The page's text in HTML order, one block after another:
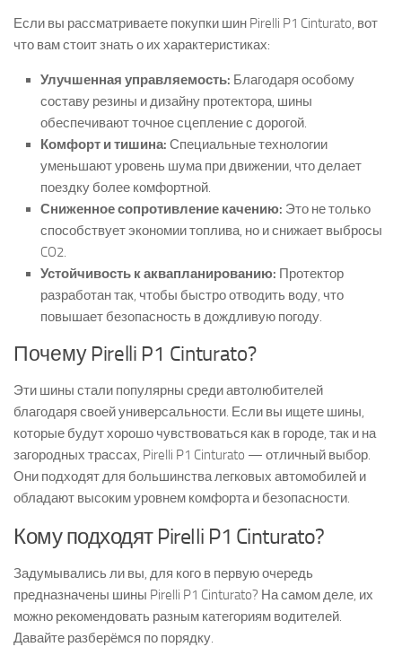
Если вы рассматриваете покупки шин Pirelli P1 Cinturato, вот
что вам стоит знать о их характеристиках:
Улучшенная управляемость: Благодаря особому
составу резины и дизайну протектора, шины
обеспечивают точное сцепление с дорогой.
Комфорт и тишина: Специальные технологии
уменьшают уровень шума при движении, что делает
поездку более комфортной.
Сниженное сопротивление качению: Это не только
способствует экономии топлива, но и снижает выбросы
CO2.
Устойчивость к аквапланированию: Протектор
разработан так, чтобы быстро отводить воду, что
повышает безопасность в дождливую погоду.
Почему Pirelli P1 Cinturato?
Эти шины стали популярны среди автолюбителей
благодаря своей универсальности. Если вы ищете шины,
которые будут хорошо чувствоваться как в городе, так и на
загородных трассах, Pirelli P1 Cinturato — отличный выбор.
Они подходят для большинства легковых автомобилей и
обладают высоким уровнем комфорта и безопасности.
Кому подходят Pirelli P1 Cinturato?
Задумывались ли вы, для кого в первую очередь
предназначены шины Pirelli P1 Cinturato? На самом деле, их
можно рекомендовать разным категориям водителей.
Давайте разберёмся по порядку.